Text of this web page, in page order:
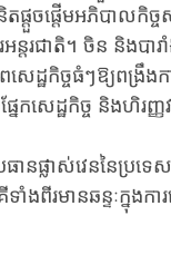
តផ្តួចផ្តើមអភិបា
រជាតិ។ ចិន និងបារាំ
ពសេដ្ឋកិច្ចធំៗឱ្យព
សេដ្ឋកិច្ច និងហិរញ្ញ
ានផ្លាស់វេននៃប្រ
ងពីរមានឆន្ទៈក្នុងក